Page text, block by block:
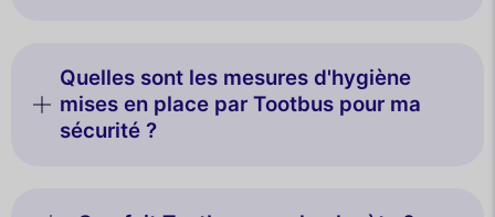
Quelles sont les mesures d'hygiène
mises en place par Tootbus pour ma
sécurité ?